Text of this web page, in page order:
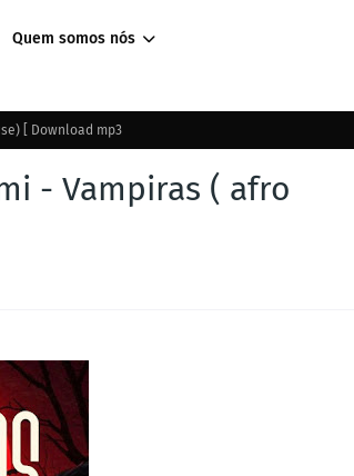
Quem somos nós
[ Download mp3
- Vampiras ( afro